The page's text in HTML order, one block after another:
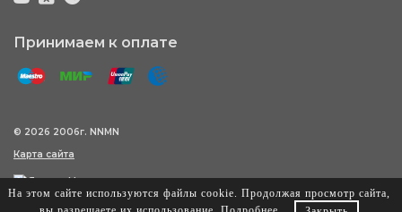
Принимаем к оплате
© 2026 2006г. NNMN
Карта сайта
На этом сайте используются файлы cookie. Продолжая просмотр сайта,